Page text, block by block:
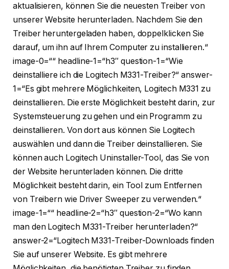
aktualisieren, können Sie die neuesten Treiber von
unserer Website herunterladen. Nachdem Sie den
Treiber heruntergeladen haben, doppelklicken Sie
darauf, um ihn auf Ihrem Computer zu installieren.“
image-0=““ headline-1=“h3″ question-1=“Wie
deinstalliere ich die Logitech M331-Treiber?“ answer-
1=“Es gibt mehrere Möglichkeiten, Logitech M331 zu
deinstallieren. Die erste Möglichkeit besteht darin, zur
Systemsteuerung zu gehen und ein Programm zu
deinstallieren. Von dort aus können Sie Logitech
auswählen und dann die Treiber deinstallieren. Sie
können auch Logitech Uninstaller-Tool, das Sie von
der Website herunterladen können. Die dritte
Möglichkeit besteht darin, ein Tool zum Entfernen
von Treibern wie Driver Sweeper zu verwenden.“
image-1=““ headline-2=“h3″ question-2=“Wo kann
man den Logitech M331-Treiber herunterladen?“
answer-2=“Logitech M331-Treiber-Downloads finden
Sie auf unserer Website. Es gibt mehrere